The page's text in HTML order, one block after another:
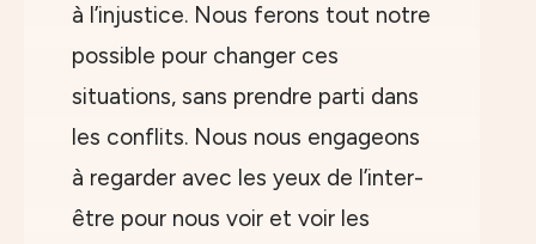
à l’injustice. Nous ferons tout notre
possible pour changer ces
situations, sans prendre parti dans
les conflits. Nous nous engageons
à regarder avec les yeux de l’inter-
être pour nous voir et voir les